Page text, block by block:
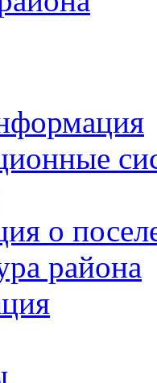
о
района